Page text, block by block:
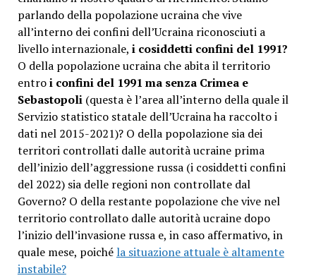
parlando della popolazione ucraina che vive
all’interno dei confini dell’Ucraina riconosciuti a
livello internazionale, i cosiddetti confini del 1991?
O della popolazione ucraina che abita il territorio
entroi confini del 1991 ma senza Crimea e
Sebastopoli(questa è l’area all’interno della quale il
Servizio statistico statale dell’Ucraina ha raccolto i
dati nel 2015-2021)? O della popolazione sia dei
territori controllati dalle autorità ucraine prima
dell’inizio dell’aggressione russa (i cosiddetti confini
del 2022) sia delle regioni non controllate dal
Governo? O della restante popolazione che vive nel
territorio controllato dalle autorità ucraine dopo
l’inizio dell’invasione russa e, in caso affermativo, in
quale mese, poiché la situazione attuale è altamente
instabile?